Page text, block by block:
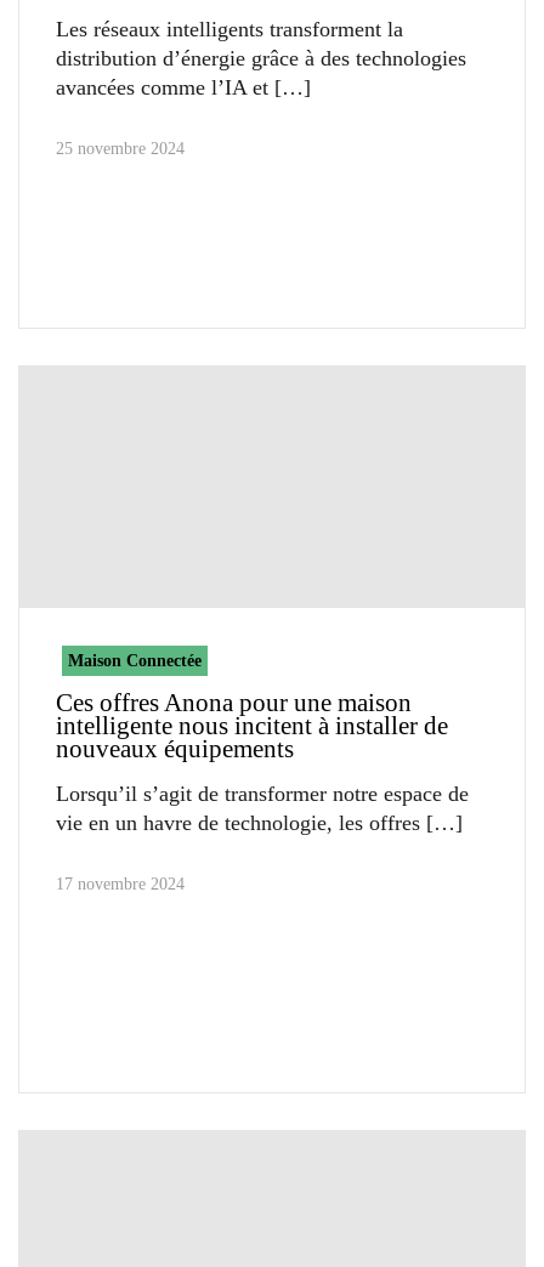
Les réseaux intelligents transforment la
distribution d’énergie grâce à des technologies
avancées comme l’IA et
25 novembre 2024
Maison Connectée
Ces offres Anona pour une maison
intelligente nous incitent à installer de
nouveaux équipements
Lorsqu’il s’agit de transformer notre espace de
vie en un havre de technologie, les offres
17 novembre 2024